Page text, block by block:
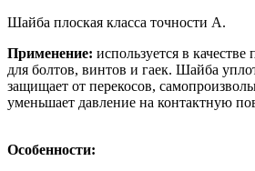
Шайба плоская класса точности А.
Применение: используется в
для болтов, винтов и гаек. Шайба
защищает от перекосов,
уменьшает давление на контактную
Особенности: